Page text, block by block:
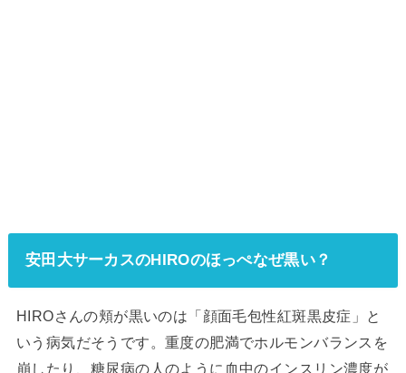
安田大サーカスのHIROのほっぺなぜ黒い？
HIROさんの頬が黒いのは「顔面毛包性紅斑黒皮症」と
いう病気だそうです。重度の肥満でホルモンバランスを
崩したり、糖尿病の人のように血中のインスリン濃度が